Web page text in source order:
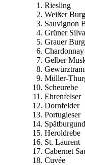
Riesling
Weißer
Sauvignon
Grüner
Grauer
Chardonnay
Gelber
Müller-
Scheurebe
Ehrenfelser
Dornfelder
Portugieser
Heroldrebe
St. Laurent
Cabernet
Cuvée